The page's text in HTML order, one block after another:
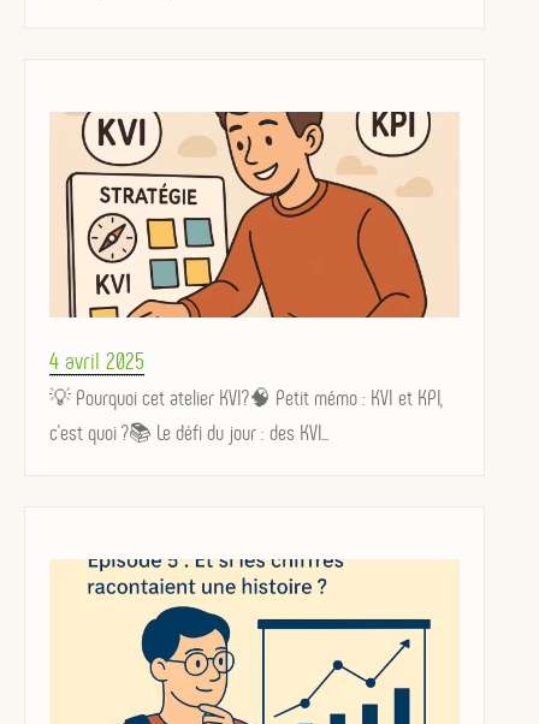
Posted
on
4 avril 2025
💡 Pourquoi cet atelier KVI?🧠 Petit mémo : KVI et KPI,
c'est quoi ?📚 Le défi du jour : des KVI...